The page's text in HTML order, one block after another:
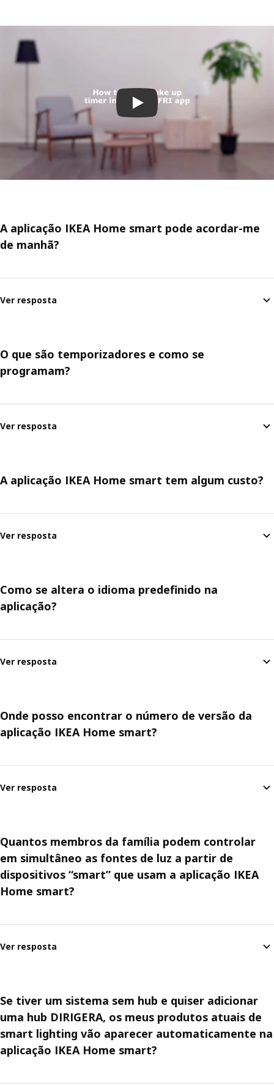
Reproduz o vídeo
A aplicação IKEA Home smart pode acordar-me
de manhã?
Ver resposta
O que são temporizadores e como se
programam?
Ver resposta
A aplicação IKEA Home smart tem algum custo?
Ver resposta
Como se altera o idioma predefinido na
aplicação?
Ver resposta
Onde posso encontrar o número de versão da
aplicação IKEA Home smart?
Ver resposta
Quantos membros da família podem controlar
em simultâneo as fontes de luz a partir de
dispositivos “smart” que usam a aplicação IKEA
Home smart?
Ver resposta
Se tiver um sistema sem hub e quiser adicionar
uma hub DIRIGERA, os meus produtos atuais de
smart lighting vão aparecer automaticamente na
aplicação IKEA Home smart?